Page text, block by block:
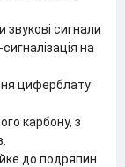
сигнали
на
циферблату
карбону, з
до подряпин